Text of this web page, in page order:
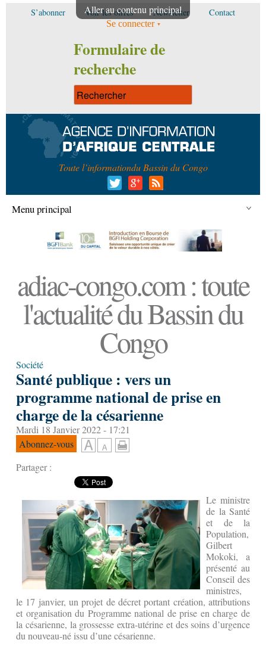
Aller au contenu principal
S’abonner Voir les offres Newsletter Contact
Se connecter
Formulaire de
recherche
Toute l’informationdu Bassin du Congo
Menu principal
adiac-congo.com : toute
l'actualité du Bassin du
Congo
Société
Santé publique : vers un
programme national de prise en
charge de la césarienne
Mardi 18 Janvier 2022 - 17:21
Abonnez-vous
Partager :
Le ministre
de la Santé
et de la
Population,
Gilbert
Mokoki, a
présenté au
Conseil des
ministres,
le 17 janvier, un projet de décret portant création, attributions
et organisation du Programme national de prise en charge de
la césarienne, la grossesse extra-utérine et des soins d’urgence
du nouveau-né issu d’une césarienne.